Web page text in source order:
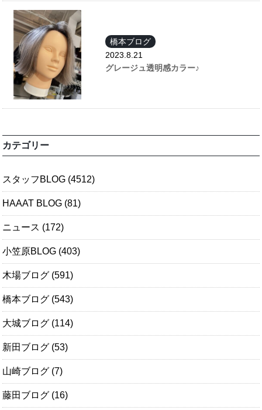
橋本ブログ
2023.8.21
グレージュ透明感カラー♪
カテゴリー
スタッフBLOG (4512)
HAAAT BLOG (81)
ニュース (172)
小笠原BLOG (403)
木場ブログ (591)
橋本ブログ (543)
大城ブログ (114)
新田ブログ (53)
山崎ブログ (7)
藤田ブログ (16)